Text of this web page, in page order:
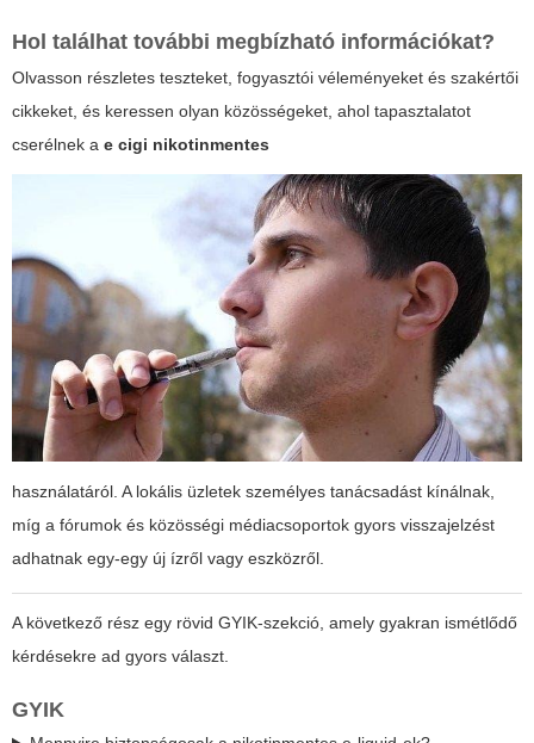
Hol találhat további megbízható információkat?
Olvasson részletes teszteket, fogyasztói véleményeket és szakértői
cikkeket, és keressen olyan közösségeket, ahol tapasztalatot
cserélnek a e cigi nikotinmentes
használatáról. A lokális üzletek személyes tanácsadást kínálnak,
míg a fórumok és közösségi médiacsoportok gyors visszajelzést
adhatnak egy-egy új ízről vagy eszközről.
A következő rész egy rövid GYIK-szekció, amely gyakran ismétlődő
kérdésekre ad gyors választ.
GYIK